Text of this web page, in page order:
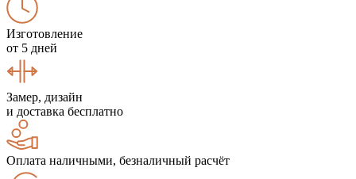
Изготовление
от 5 дней
Замер, дизайн
и доставка бесплатно
Оплата наличными, безналичный расчёт